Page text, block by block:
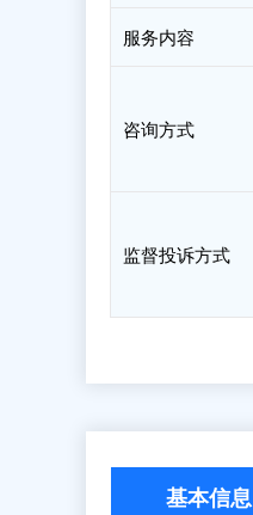
服务内容
咨询方式
监督投诉方式
基本信息